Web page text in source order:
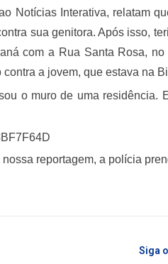
Notícias Interativa, relatam
sua genitora. Após isso,
com a Rua Santa Rosa,
a jovem, que estava na
o muro de uma residência.
reportagem, a polícia
Siga